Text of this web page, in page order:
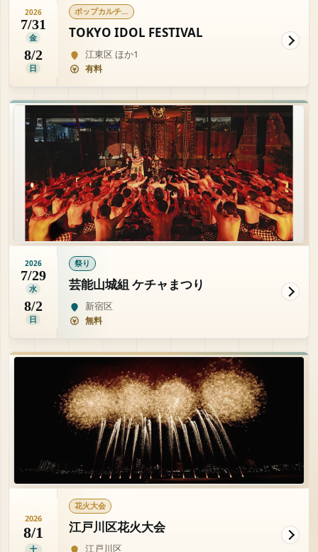
2026
7/31
金
8/2
日
ポップカルチャー
TOKYO IDOL FESTIVAL
江東区 ほか1
有料
2026
7/29
水
8/2
日
祭り
芸能山城組 ケチャまつり
新宿区
無料
2026
8/1
土
花火大会
江戸川区花火大会
江戸川区